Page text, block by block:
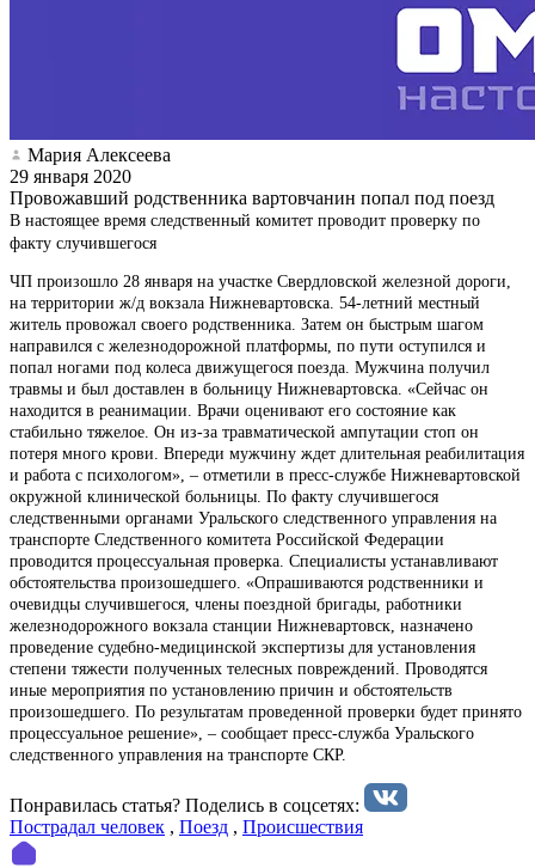
Мария Алексеева
29 января 2020
Провожавший родственника вартовчанин попал под поезд
В настоящее время следственный комитет проводит проверку по
факту случившегося
ЧП произошло 28 января на участке Свердловской железной дороги,
на территории ж/д вокзала Нижневартовска. 54-летний местный
житель провожал своего родственника. Затем он быстрым шагом
направился с железнодорожной платформы, по пути оступился и
попал ногами под колеса движущегося поезда. Мужчина получил
травмы и был доставлен в больницу Нижневартовска. «Сейчас он
находится в реанимации. Врачи оценивают его состояние как
стабильно тяжелое. Он из-за травматической ампутации стоп он
потеря много крови. Впереди мужчину ждет длительная реабилитация
и работа с психологом», – отметили в пресс-службе Нижневартовской
окружной клинической больницы. По факту случившегося
следственными органами Уральского следственного управления на
транспорте Следственного комитета Российской Федерации
проводится процессуальная проверка. Специалисты устанавливают
обстоятельства произошедшего. «Опрашиваются родственники и
очевидцы случившегося, члены поездной бригады, работники
железнодорожного вокзала станции Нижневартовск, назначено
проведение судебно-медицинской экспертизы для установления
степени тяжести полученных телесных повреждений. Проводятся
иные мероприятия по установлению причин и обстоятельств
произошедшего. По результатам проведенной проверки будет принято
процессуальное решение», – сообщает пресс-служба Уральского
следственного управления на транспорте СКР.
Понравилась статья? Поделиcь в соцсетях:
Пострадал человек , Поезд , Происшествия